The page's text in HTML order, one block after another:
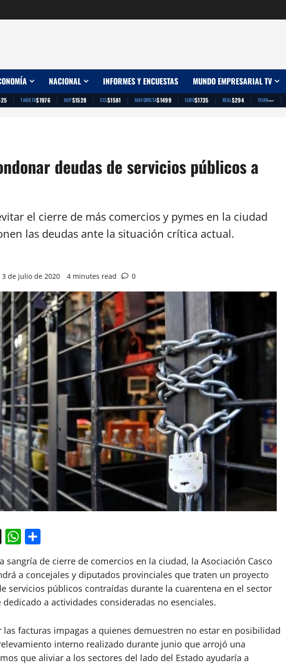
NACIONAL INFORMES Y ENCUESTAS MUNDO EMPRESARIAL TV
| TARJETA$1976 | MEP$1528 | CCL$1581 | MAYORISTA$1499 | EURO$1735 | REAL$294 | YUAN— |
deudas de servicios públicos a
el cierre de más comercios y pymes en la ciudad
las deudas ante la situación crítica actual.
3 de julio de 2020 4 minutes read 0
Threads
WhatsApp
sangría de cierre de comercios en la ciudad, la Asociación Casco
a concejales y diputados provinciales que traten un proyecto
servicios públicos contraídas durante la cuarentena en el sector
dedicado a actividades consideradas no esenciales.
facturas impagas a quienes demuestren no estar en posibilidad
interno realizado durante junio que arrojó una
que aliviar a los sectores del lado del Estado ayudaría a